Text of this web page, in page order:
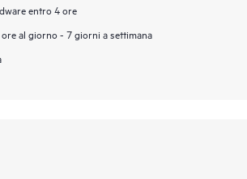
entro 4 ore
al giorno - 7 giorni a settimana